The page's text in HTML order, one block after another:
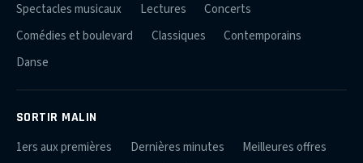
Spectacles musicaux
Lectures
Concerts
Comédies et boulevard
Classiques
Contemporains
Danse
SORTIR MALIN
1ers aux premières Dernières minutes
Meilleures offres